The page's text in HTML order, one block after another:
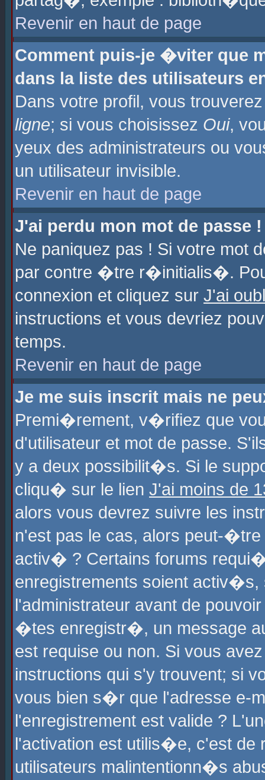
Revenir en haut de page
Comment puis-je �viter que
dans la liste des utilisateurs
Dans votre profil, vous
ligne; si vous choisissez Oui,
yeux des administrateurs ou
un utilisateur invisible.
Revenir en haut de page
J'ai perdu mon mot de passe !
Ne paniquez pas ! Si votre
par contre �tre r�initialis�.
connexion et cliquez sur J'ai
instructions et vous devriez
temps.
Revenir en haut de page
Je me suis inscrit mais ne
Premi�rement, v�rifiez que
d'utilisateur et mot de passe.
y a deux possibilit�s. Si le
cliqu� sur le lien J'ai moins de
alors vous devrez suivre les
n'est pas le cas, alors peut-
activ� ? Certains forums
enregistrements soient
l'administrateur avant de
�tes enregistr�, un message
est requise ou non. Si vous
instructions qui s'y trouvent; si
vous bien s�r que l'adresse e-
l'enregistrement est valide ?
l'activation est utilis�e, c'est
utilisateurs malintentionn�s